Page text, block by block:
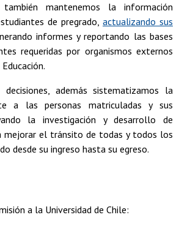
mantenemos la información
de pregrado, actualizando sus
informes y reportando las bases
requeridas por organismos externos
además sistematizamos la
a las personas matriculadas y sus
la investigación y desarrollo de
mejorar el tránsito de todas y todos los
desde su ingreso hasta su egreso.
a la Universidad de Chile: